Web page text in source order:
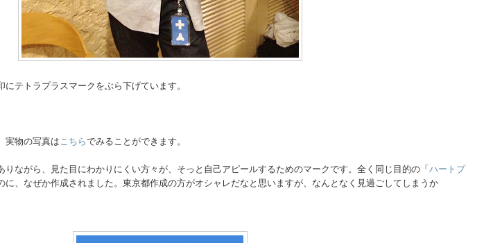
テトラプラスマークをぶら下げています。
実物の写真はこちらでみることができます。
りながら、見た目にわかりにくい方々が、そっと自己アピールするためのマークです。全く同じ目的の「ハートプ
に、なぜか作成されました。東京都作成の方がオシャレだなと思いますが、なんとなく見過ごしてしまうか